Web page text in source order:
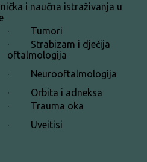
i naučna istraživanja u
· Tumori
· Strabizam i dječija
oftalmologija
· Neurooftalmologija
· Orbita i adneksa
· Trauma oka
· Uveitisi